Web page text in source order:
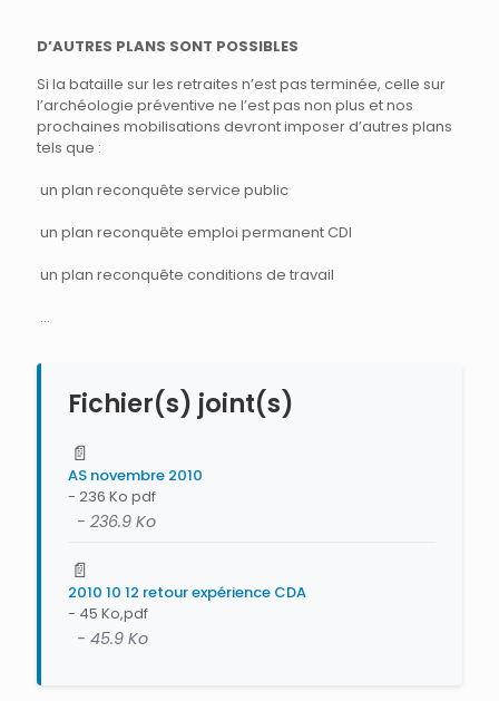
D’AUTRES PLANS SONT POSSIBLES
Si la bataille sur les retraites n’est pas terminée, celle sur
l’archéologie préventive ne l’est pas non plus et nos
prochaines mobilisations devront imposer d’autres plans
tels que :
un plan reconquête service public
un plan reconquête emploi permanent CDI
un plan reconquête conditions de travail
…
Fichier(s) joint(s)
📄
AS novembre 2010
- 236 Ko pdf
- 236.9 Ko
📄
2010 10 12 retour expérience CDA
- 45 Ko,pdf
- 45.9 Ko